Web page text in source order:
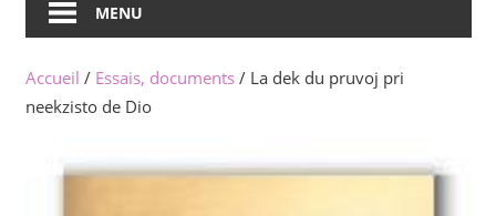
MENU
Accueil / Essais, documents/ La dek du pruvoj pri
neekzisto de Dio